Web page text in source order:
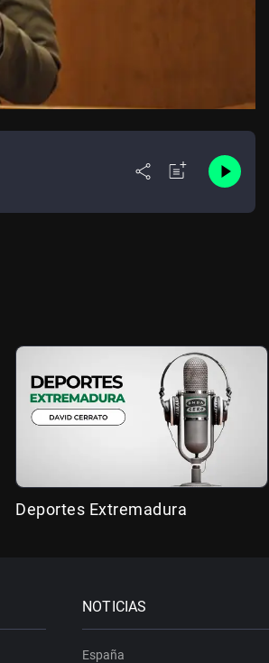
Deportes Extremadura
NOTICIAS
España